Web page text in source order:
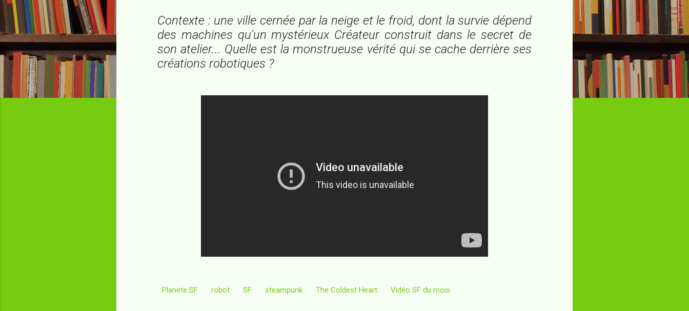
Contexte : une ville cernée par la neige et le froid, dont la survie dépend
des machines qu'un mystérieux Créateur construit dans le secret de
son atelier... Quelle est la monstrueuse vérité qui se cache derrière ses
créations robotiques ?
Planete SF robot SF steampunk The Coldest Heart Vidéo SF du mois